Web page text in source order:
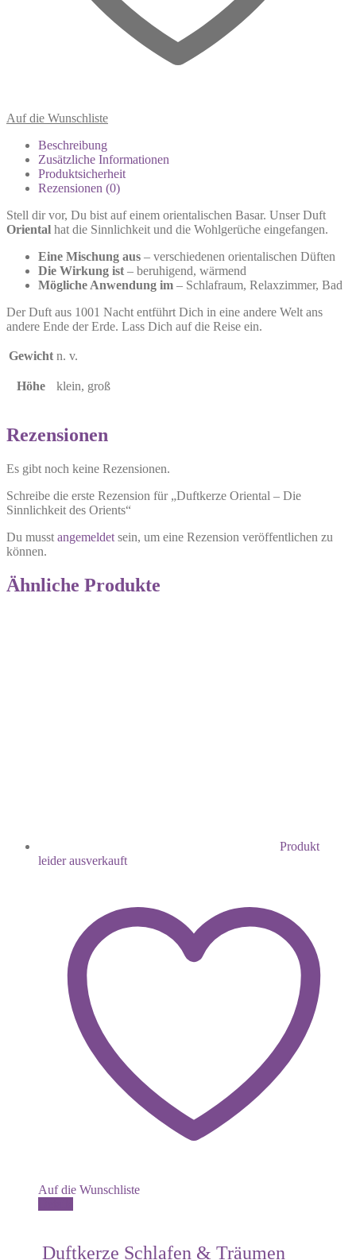
Auf die Wunschliste
Beschreibung
Zusätzliche Informationen
Produktsicherheit
Rezensionen (0)
Stell dir vor, Du bist auf einem orientalischen Basar. Unser Duft
Oriental hat die Sinnlichkeit und die Wohlgerüche eingefangen.
Eine Mischung aus – verschiedenen orientalischen Düften
Die Wirkung ist – beruhigend, wärmend
Mögliche Anwendung im – Schlafraum, Relaxzimmer, Bad
Der Duft aus 1001 Nacht entführt Dich in eine andere Welt ans
andere Ende der Erde. Lass Dich auf die Reise ein.
Gewicht n. v.
Höhe klein, groß
Rezensionen
Es gibt noch keine Rezensionen.
Schreibe die erste Rezension für „Duftkerze Oriental – Die
Sinnlichkeit des Orients“
Du musst angemeldet sein, um eine Rezension veröffentlichen zu
können.
Ähnliche Produkte
Produkt
leider ausverkauft
Auf die Wunschliste
mehrere
Duftkerze Schlafen & Träumen